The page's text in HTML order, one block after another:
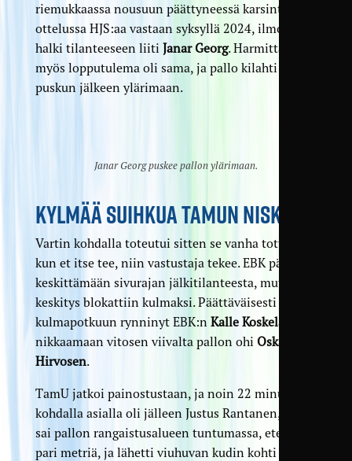
riemukkaassa nousuun päättyneessä karsinta­
ottelussa HJS:aa vastaan syksyllä 2024, ilmojen
halki tilanteeseen liiti Janar Georg. Harmittavasti
myös lopputulema oli sama, ja pallo kilahti
puskun jälkeen ylärimaan.
Janar Georg puskee pallon ylärimaan.
KYLMÄÄ SUIHKUA TAMUN NISKAAN
Vartin kohdalla toteutui sitten se vanha totuus:
kun et itse tee, niin vastustaja tekee. EBK pääsi
keskittämään sivurajan jälki­tilanteesta, mutta
keskitys blokattiin kulmaksi. Päättäväisesti
kulmapotkuun rynninyt EBK:n Kalle Koskela
nikkaamaan vitosen viivalta pallon ohi Oskari
Hirvosen.
TamU jatkoi painostustaan, ja noin 22 minuutin
kohdalla asialla oli jälleen Justus Rantanen, joka
sai pallon rangaistus­alueen tuntumassa, eteni
pari metriä, ja lähetti viuhuvan kudin kohti